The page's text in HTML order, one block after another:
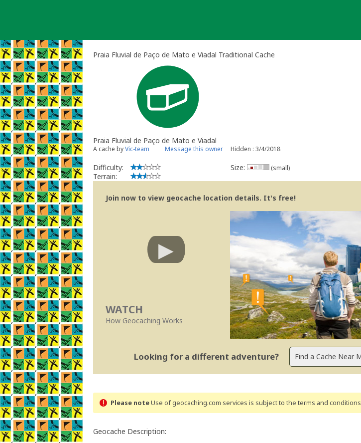
Praia Fluvial de Paço de Mato e Viadal Traditional Cache
Praia Fluvial de Paço de Mato e Viadal
A cache byVic-team Message this owner Hidden : 3/4/2018
Difficulty:
Terrain:
Size: (small)
Join now to view geocache location details. It's free!
WATCH
How Geocaching Works
Looking for a different adventure?
Please noteUse of geocaching.com services is subject to the terms and conditions
Geocache Description: